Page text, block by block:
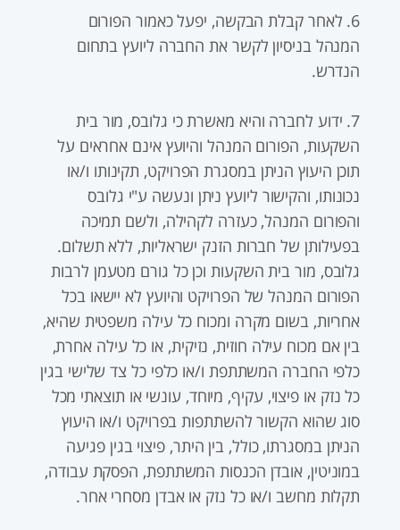
6. לאחר קבלת הבקשה, יפעל כאמור הפורום
המנהל בניסיון לקשר את החברה ליועץ בתחום
הנדרש.
7. ידוע לחברה והיא מאשרת כי גלובס, מור בית
השקעות, הפורום המנהל והיועץ אינם אחראים על
תוכן היעוץ הניתן במסגרת הפרויקט, תקינותו ו/או
נכונותו, והקישור ליועץ ניתן ונעשה ע"י גלובס
והפורום המנהל, כעזרה לקהילה, ולשם תמיכה
בפעילותן של חברות הזנק ישראליות, ללא תשלום.
גלובס, מור בית השקעות וכן כל גורם מטעמן לרבות
הפורום המנהל של הפרויקט והיועץ לא יישאו בכל
אחריות, בשום מקרה ומכוח כל עילה משפטית שהיא,
בין אם מכוח עילה חוזית, נזיקית, או כל עילה אחרת,
כלפי החברה המשתתפת ו/או כלפי כל צד שלישי בגין
כל נזק או פיצוי, עקיף, מיוחד, עונשי או תוצאתי מכל
סוג שהוא הקשור להשתתפות בפרויקט ו/או היעוץ
הניתן במסגרתו, כולל, בין היתר, פיצוי בגין פגיעה
במוניטין, אובדן הכנסות המשתתפת, הפסקת עבודה,
תקלות מחשב ו/או כל נזק או אבדן מסחרי אחר.